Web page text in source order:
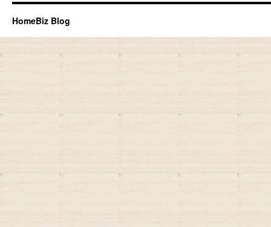
HomeBiz Blog